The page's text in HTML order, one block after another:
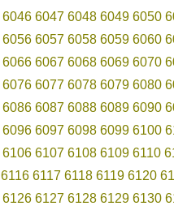
6046 6047 6048 6049 6050
6056 6057 6058 6059 6060
6066 6067 6068 6069 6070
6076 6077 6078 6079 6080
6086 6087 6088 6089 6090
6096 6097 6098 6099 6100
6106 6107 6108 6109 6110
6116 6117 6118 6119 6120
6126 6127 6128 6129 6130